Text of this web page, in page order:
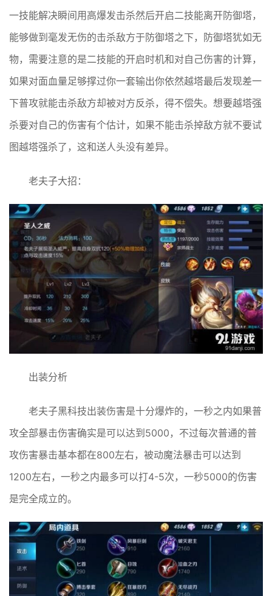
一技能解决瞬间用高爆发击杀然后开启二技能离开防御塔，
能够做到毫发无伤的击杀敌方于防御塔之下，防御塔犹如无
物，需要注意的是二技能的开启时机和对自己伤害的计算，
如果对面血量足够撑过你一套输出你依然越塔最后发现差一
下普攻就能击杀敌方却被对方反杀，得不偿失。想要越塔强
杀要对自己的伤害有个估计，如果不能击杀掉敌方就不要试
图越塔强杀了，这和送人头没有差异。
老夫子大招：
出装分析
老夫子黑科技出装伤害是十分爆炸的，一秒之内如果普
攻全部暴击伤害确实是可以达到5000，不过每次普通的普
攻伤害暴击基本都在800左右，被动魔法暴击可以达到
1200左右，一秒之内最多可以打4-5次，一秒5000的伤害
是完全成立的。